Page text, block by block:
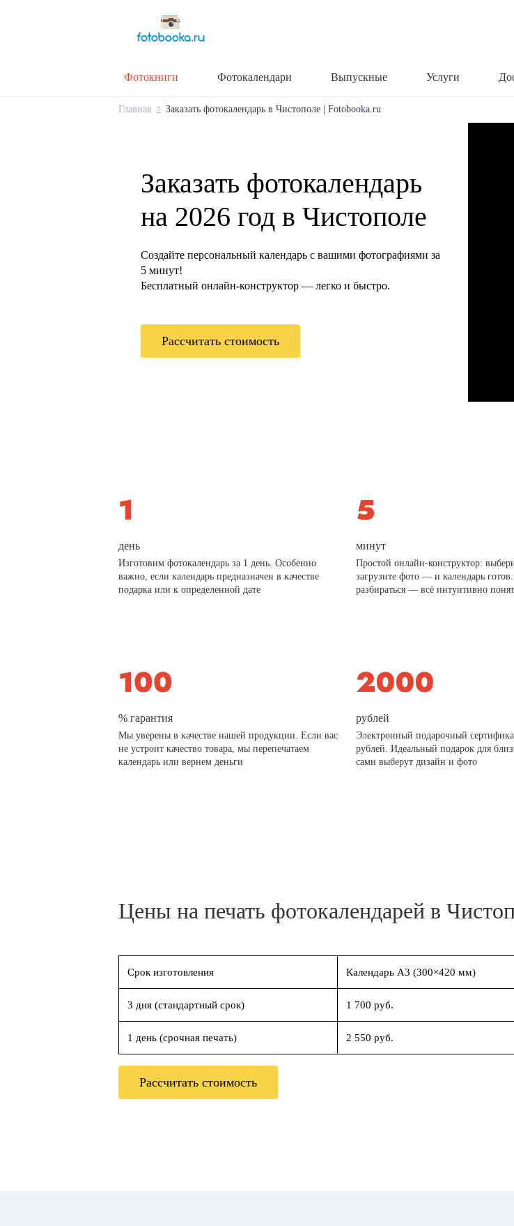
Фотокниги Фотокалендари Выпускные Услуги
Главная Заказать фотокалендарь в Чистополе | Fotobooka.ru
Заказать фотокалендарь
на 2026 год в Чистополе
Создайте персональный календарь с вашими фотографиями за
5 минут!
Бесплатный онлайн-конструктор — легко и быстро.
Рассчитать стоимость
день
Изготовим фотокалендарь за 1 день. Особенно
важно, если календарь предназначен в качестве
подарка или к определенной дате
минут
Простой онлайн-конструктор:
загрузите фото — и календарь
разбираться — всё интуитивно
% гарантия
Мы уверены в качестве нашей продукции. Если вас
не устроит качество товара, мы перепечатаем
календарь или вернем деньги
рублей
Электронный подарочный
рублей. Идеальный подарок для
сами выберут дизайн и фото
Цены на печать фотокалендарей в
Срок изготовления Календарь А3 (300×420 мм)
3 дня (стандартный срок) 1 700 руб.
1 день (срочная печать) 2 550 руб.
Рассчитать стоимость